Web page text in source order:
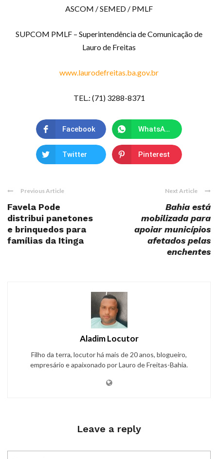
ASCOM / SEMED / PMLF
SUPCOM PMLF – Superintendência de Comunicação de
Lauro de Freitas
www.laurodefreitas.ba.gov.br
TEL.: (71) 3288-8371
Facebook WhatsApp
Twitter Pinterest
Previous Article
Favela Pode
distribui panetones
e brinquedos para
famílias da Itinga
Next Article
Bahia está
mobilizada para
apoiar municípios
afetados pelas
enchentes
Aladim Locutor
Filho da terra, locutor há mais de 20 anos, blogueiro,
empresário e apaixonado por Lauro de Freitas-Bahia.
Leave a reply